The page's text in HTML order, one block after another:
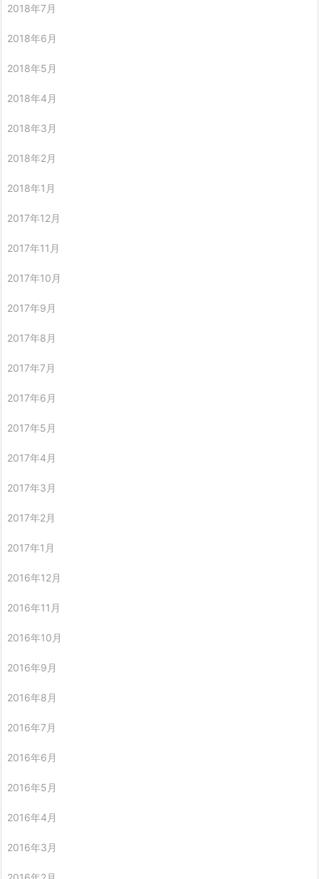
2018年7月
2018年6月
2018年5月
2018年4月
2018年3月
2018年2月
2018年1月
2017年12月
2017年11月
2017年10月
2017年9月
2017年8月
2017年7月
2017年6月
2017年5月
2017年4月
2017年3月
2017年2月
2017年1月
2016年12月
2016年11月
2016年10月
2016年9月
2016年8月
2016年7月
2016年6月
2016年5月
2016年4月
2016年3月